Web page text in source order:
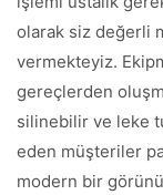
olarak siz değerli
vermekteyiz.
gereçlerden
silinebilir ve leke
eden müşteriler
modern bir